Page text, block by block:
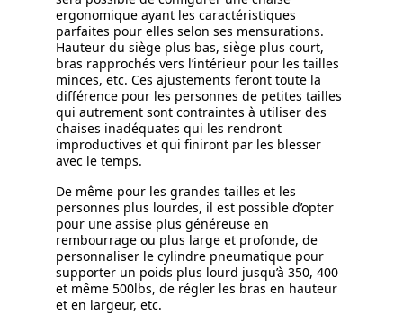
ergonomique ayant les caractéristiques
parfaites pour elles selon ses mensurations.
Hauteur du siège plus bas, siège plus court,
bras rapprochés vers l’intérieur pour les tailles
minces, etc. Ces ajustements feront toute la
différence pour les personnes de petites tailles
qui autrement sont contraintes à utiliser des
chaises inadéquates qui les rendront
improductives et qui finiront par les blesser
avec le temps.
De même pour les grandes tailles et les
personnes plus lourdes, il est possible d’opter
pour une assise plus généreuse en
rembourrage ou plus large et profonde, de
personnaliser le cylindre pneumatique pour
supporter un poids plus lourd jusqu’à 350, 400
et même 500lbs, de régler les bras en hauteur
et en largeur, etc.